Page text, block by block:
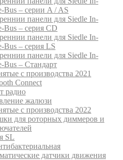
Bus – серии A / AS
панели для Siedle In-
Bus – серия CD
панели для Siedle In-
Bus – серия LS
панели для Siedle In-
Bus – Стандарт
с производства 2021
Connect
радио
жалюзи
с производства 2022
для роторных диммеров и
SL
датчики движения